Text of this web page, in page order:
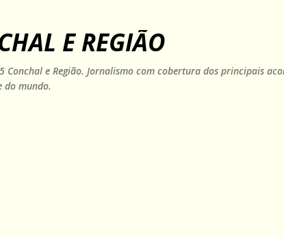
E REGIÃO
Conchal e Região. Jornalismo com cobertura dos principais
do mundo.